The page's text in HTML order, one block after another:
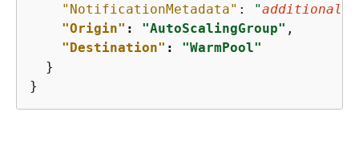
"NotificationMetadata" : "additional-
"Origin" : "AutoScalingGroup" ,
"Destination" : "WarmPool"
  }
}